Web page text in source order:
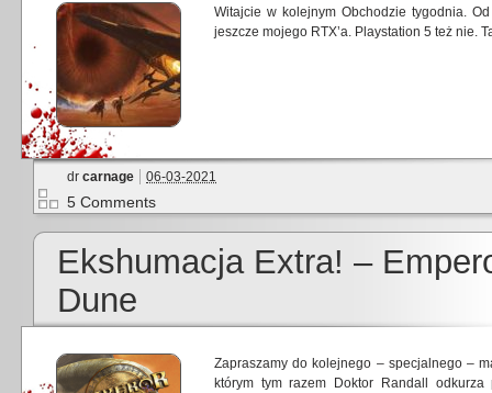
Witajcie w kolejnym Obchodzie tygodnia.
jeszcze mojego RTX’a. Playstation 5 też nie.
dr carnage 06-03-2021
5 Comments
Ekshumacja Extra! –
Dune
Zapraszamy do kolejnego – specjalnego –
którym tym razem Doktor Randall